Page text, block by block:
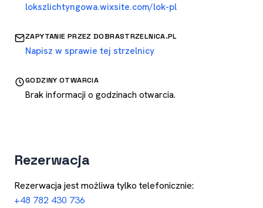
lokszlichtyngowa.wixsite.com/lok-pl
ZAPYTANIE PRZEZ DOBRASTRZELNICA.PL
Napisz w sprawie tej strzelnicy
GODZINY OTWARCIA
Brak informacji o godzinach otwarcia.
Rezerwacja
Rezerwacja jest możliwa tylko telefonicznie:
+48 782 430 736